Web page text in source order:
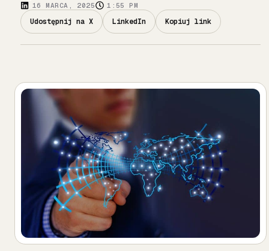
16 MARCA, 2025 1:55 PM
Udostępnij na X LinkedIn Kopiuj link